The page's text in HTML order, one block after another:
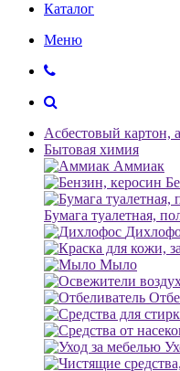
Каталог
Меню
Асбестовый картон,
Бытовая химия
Аммиак
Бумага туалетная,
Мыло